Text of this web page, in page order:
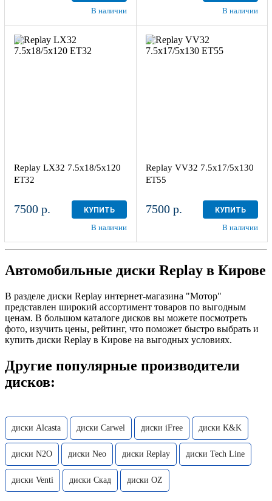
В наличии В наличии
Replay LX32 7.5x18/5x120
ЕТ32
7.5x18/5x120
7500 р. КУПИТЬ
В наличии
Replay VV32 7.5x17/5x130
ЕТ55
7.5x17/5x130
7500 р. КУПИТЬ
В наличии
в наличии
Автомобильные диски Replay в Кирове
В разделе диски Replay интернет-магазина "Мотор"
представлен широкий ассортимент товаров по выгодным
ценам. В большом каталоге дисков вы можете посмотреть
фото, изучить цены, рейтинг, что поможет быстро выбрать и
купить диски Replay в Кирове на выгодных условиях.
Другие популярные производители
дисков:
диски Alcasta диски Carwel диски iFree диски K&K
диски N2O диски Neo диски Replay диски Tech Line
диски Venti диски Скад диски OZ